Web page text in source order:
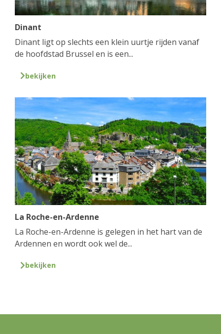
Dinant
Dinant ligt op slechts een klein uurtje rijden vanaf
de hoofdstad Brussel en is een...
bekijken
La Roche-en-Ardenne
La Roche-en-Ardenne is gelegen in het hart van de
Ardennen en wordt ook wel de...
bekijken